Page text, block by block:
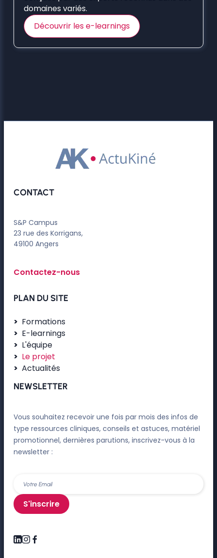
domaines variés.
Découvrir les e-learnings
CONTACT
S&P Campus
23 rue des Korrigans,
49100 Angers
Contactez-nous
PLAN DU SITE
Formations
E-learnings
L'équipe
Le projet
Actualités
NEWSLETTER
Vous souhaitez recevoir une fois par mois des infos de
type ressources cliniques, conseils et astuces, matériel
promotionnel, dernières parutions, inscrivez-vous à la
newsletter :
S'inscrire